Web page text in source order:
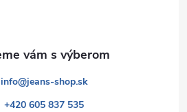
info@jeans-shop.sk
+420 605 837 535